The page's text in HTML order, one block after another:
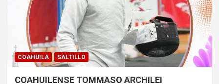
COAHUILA SALTILLO
COAHUILENSE TOMMASO ARCHILEI